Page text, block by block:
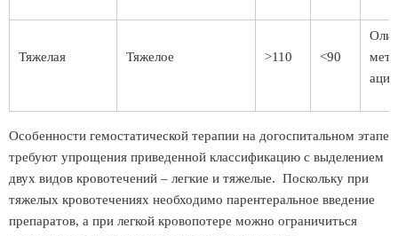
Тяжелая Тяжелое >110 <90
Особенности гемостатической терапии на догоспитальном этапе
требуют упрощения приведенной классификацию с выделением
двух видов кровотечений – легкие и тяжелые. Поскольку при
тяжелых кровотечениях необходимо парентеральное введение
препаратов, а при легкой кровопотере можно ограничиться